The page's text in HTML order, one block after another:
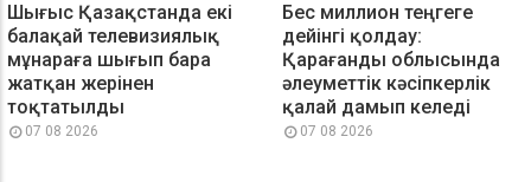
Шығыс Қазақстанда екі
балақай телевизиялық
мұнараға шығып бара
жатқан жерінен
тоқтатылды
07 08 2026
Бес миллион теңгеге
дейінгі қолдау:
Қарағанды облысында
әлеуметтік кәсіпкерлік
қалай дамып келеді
07 08 2026